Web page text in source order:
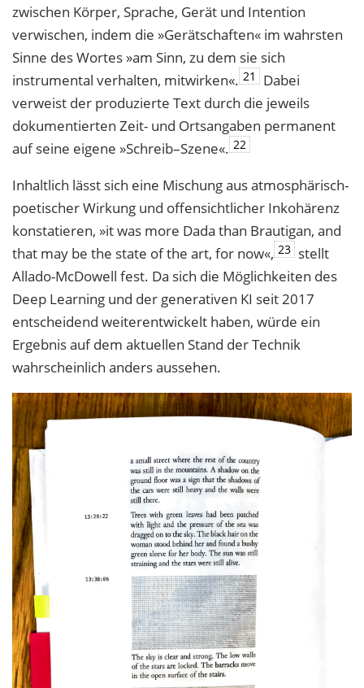
zwischen Körper, Sprache, Gerät und Intention
verwischen, indem die »Gerätschaften« im wahrsten
Sinne des Wortes »am Sinn, zu dem sie sich
instrumental verhalten, mitwirken«. 21
Dabei
verweist der produzierte Text durch die jeweils
dokumentierten Zeit- und Ortsangaben permanent
auf seine eigene »Schreib–Szene«. 22
Inhaltlich lässt sich eine Mischung aus atmosphärisch-
poetischer Wirkung und offensichtlicher Inkohärenz
konstatieren, »it was more Dada than Brautigan, and
that may be the state of the art, for now«, 23 stellt
Allado-McDowell fest. Da sich die Möglichkeiten des
Deep Learning und der generativen KI seit 2017
entscheidend weiterentwickelt haben, würde ein
Ergebnis auf dem aktuellen Stand der Technik
wahrscheinlich anders aussehen.